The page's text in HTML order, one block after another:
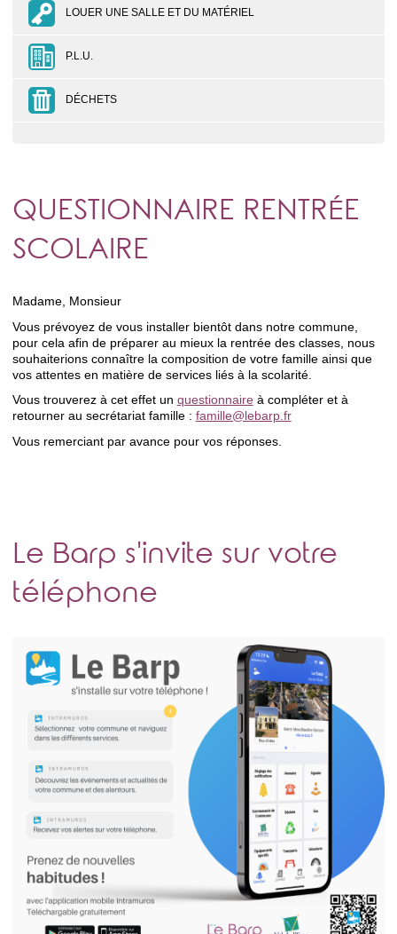
LOUER UNE SALLE ET DU MATÉRIEL
P.L.U.
DÉCHETS
QUESTIONNAIRE RENTRÉE
SCOLAIRE
Madame, Monsieur
Vous prévoyez de vous installer bientôt dans notre commune,
pour cela afin de préparer au mieux la rentrée des classes, nous
souhaiterions connaître la composition de votre famille ainsi que
vos attentes en matière de services liés à la scolarité.
Vous trouverez à cet effet un questionnaireà compléter et à
retourner au secrétariat famille : famille@lebarp.fr
Vous remerciant par avance pour vos réponses.
Le Barp s'invite sur votre
téléphone